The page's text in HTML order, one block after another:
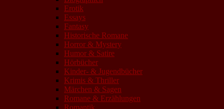
Erotik
Essays
Fantasy
Historische Romane
Horror & Mystery
Humor & Satire
Hörbücher
Kinder- & Jugendbücher
Krimis & Thriller
Märchen & Sagen
Romane & Erzählungen